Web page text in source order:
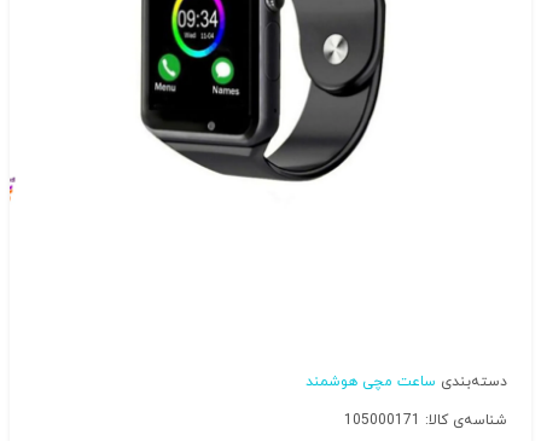
دسته‌بندی ساعت مچی هوشمند
شناسه‌ی کالا: 105000171